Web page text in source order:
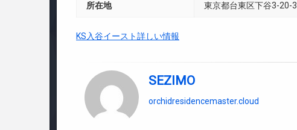
所在地 東京都台東区下谷3-20-3
KS入谷イースト詳しい情報
SEZIMO
orchidresidencemaster.cloud